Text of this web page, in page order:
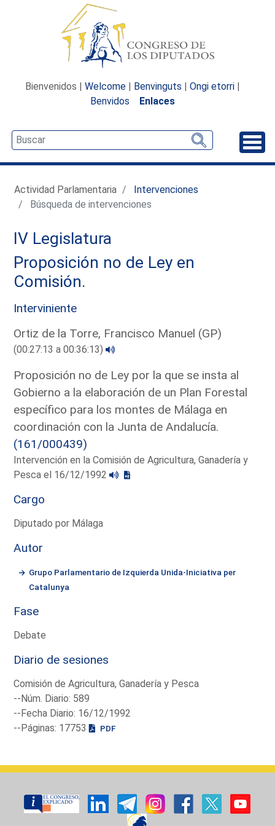
Bienvenidos | Welcome | Benvinguts | Ongi etorri |
Benvidos
Enlaces
Actividad Parlamentaria
Intervenciones
Búsqueda de intervenciones
IV Legislatura
Proposición no de Ley en
Comisión.
Interviniente
Ortiz de la Torre, Francisco Manuel (GP)
(00:27:13 a 00:36:13)
Proposición no de Ley por la que se insta al
Gobierno a la elaboración de un Plan Forestal
específico para los montes de Málaga en
coordinación con la Junta de Andalucía.
(161/000439)
Intervención en la Comisión de Agricultura, Ganadería y
Pesca el 16/12/1992
Cargo
Diputado por Málaga
Autor
Grupo Parlamentario de Izquierda Unida-Iniciativa per
Catalunya
Fase
Debate
Diario de sesiones
Comisión de Agricultura, Ganadería y Pesca
--Núm. Diario: 589
--Fecha Diario: 16/12/1992
--Páginas: 17753
PDF